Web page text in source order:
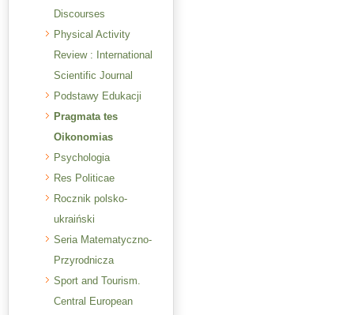
Discourses
Physical Activity
Review : International
Scientific Journal
Podstawy Edukacji
Pragmata tes
Oikonomias
Psychologia
Res Politicae
Rocznik polsko-
ukraiński
Seria Matematyczno-
Przyrodnicza
Sport and Tourism.
Central European